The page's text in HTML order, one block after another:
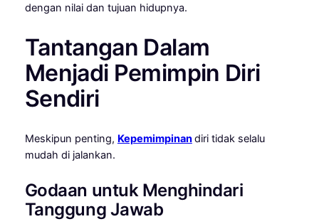
dengan nilai dan tujuan hidupnya.
Tantangan Dalam
Menjadi Pemimpin Diri
Sendiri
Meskipun penting, Kepemimpinandiri tidak selalu
mudah di jalankan.
Godaan untuk Menghindari
Tanggung Jawab